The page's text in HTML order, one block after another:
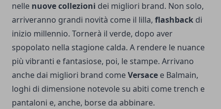
nelle nuove collezioni dei migliori brand. Non solo,
arriveranno grandi novità come il lilla, flashback di
inizio millennio. Tornerà il verde, dopo aver
spopolato nella stagione calda. A rendere le nuance
più vibranti e fantasiose, poi, le stampe. Arrivano
anche dai migliori brand comeVersace e Balmain,
loghi di dimensione notevole su abiti come trench e
pantaloni e, anche, borse da abbinare.